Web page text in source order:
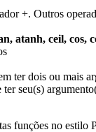
+. Outros
atanh, ceil,
ter dois ou mais
seu(s)
funções no estilo